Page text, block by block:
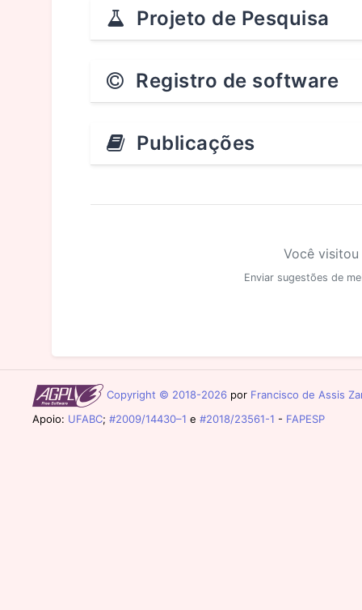
Projeto de Pesquisa
Registro de software
Publicações
Você
Enviar sugestões de
Copyright © 2018-2026 por Francisco de Assis
Apoio: UFABC; #2009/14430–1 e #2018/23561-1 - FAPESP